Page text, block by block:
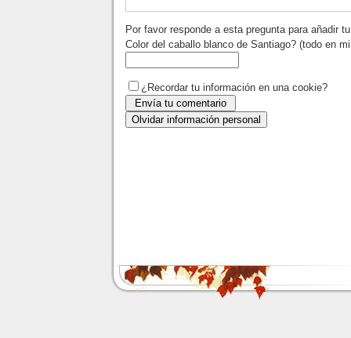
Por favor responde a esta pregunta para añadir
Color del caballo blanco de Santiago? (todo en
¿Recordar tu información en una cookie?